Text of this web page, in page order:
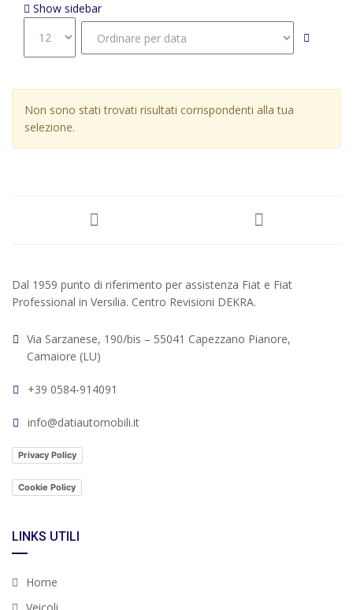
Show sidebar
Non sono stati trovati risultati corrispondenti alla tua
selezione.
Dal 1959 punto di riferimento per assistenza Fiat e Fiat
Professional in Versilia. Centro Revisioni DEKRA.
Via Sarzanese, 190/bis – 55041 Capezzano Pianore,
Camaiore (LU)
+39 0584-914091
info@datiautomobili.it
Privacy Policy
Cookie Policy
LINKS UTILI
Home